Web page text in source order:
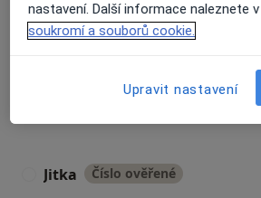
Jitka Číslo ověřené
nastavení. Další informace naleznete v
soukromí a souborů cookie.
Upravit nastavení